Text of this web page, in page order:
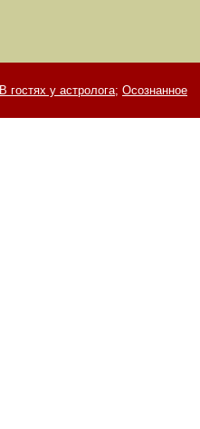
В гостях у астролога; Осознанное